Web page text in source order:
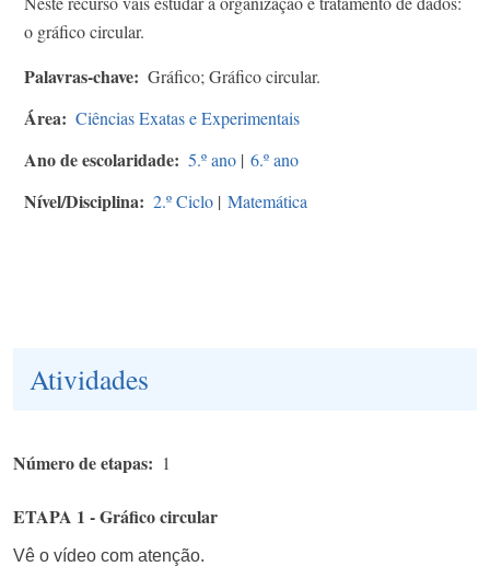
o gráfico circular.
Palavras-chave Gráfico; Gráfico circular.
Área Ciências Exatas e Experimentais
Ano de escolaridade 5.º ano | 6.º ano
Nível/Disciplina 2.º Ciclo | Matemática
Atividades
Número de etapas 1
ETAPA 1 - Gráfico circular
Vê o vídeo com atenção.